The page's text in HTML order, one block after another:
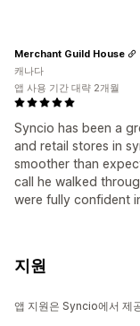
Syncio has been a
and retail stores in
smoother than
call he walked
were fully confident
Merchant Guild House
캐나다
앱 사용 기간 대략 2개월
지원
앱 지원은 Syncio에서 제